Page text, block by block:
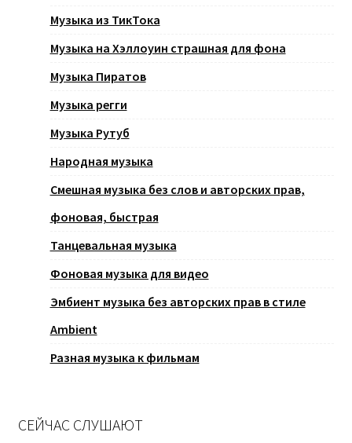
Музыка из ТикТока
Музыка на Хэллоуин страшная для фона
Музыка Пиратов
Музыка регги
Музыка Рутуб
Народная музыка
Смешная музыка без слов и авторских прав,
фоновая, быстрая
Танцевальная музыка
Фоновая музыка для видео
Эмбиент музыка без авторских прав в стиле
Ambient
Разная музыка к фильмам
СЕЙЧАС СЛУШАЮТ